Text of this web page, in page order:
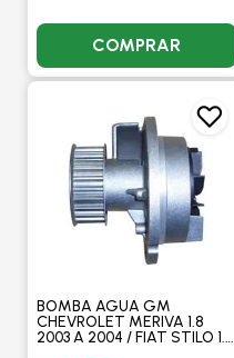
COMPRAR
BOMBA AGUA GM
CHEVROLET MERIVA 1.8
2003 A 2004 / FIAT STILO 1.8